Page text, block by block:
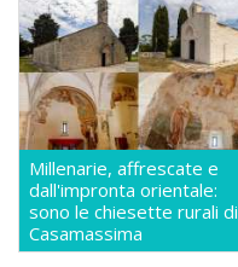
Millenarie, affrescate e
dall'impronta orientale:
sono le chiesette rurali di
Casamassima